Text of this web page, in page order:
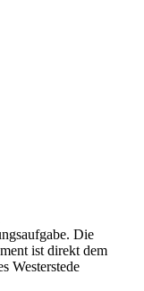
Die
ist direkt dem
Westerstede